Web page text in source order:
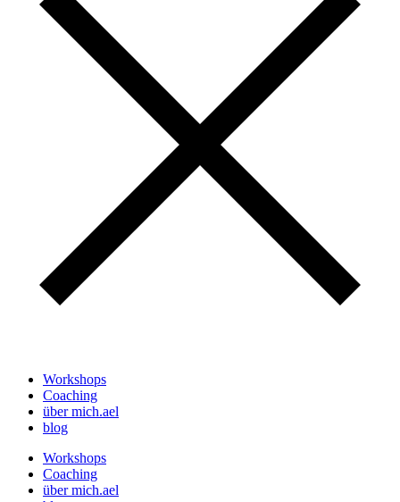
Workshops
Coaching
über mich.ael
blog
Workshops
Coaching
über mich.ael